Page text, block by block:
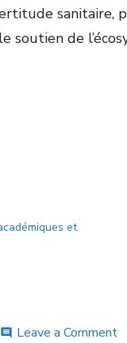
sanitaire,
soutien de
et
comment Leave a Comment